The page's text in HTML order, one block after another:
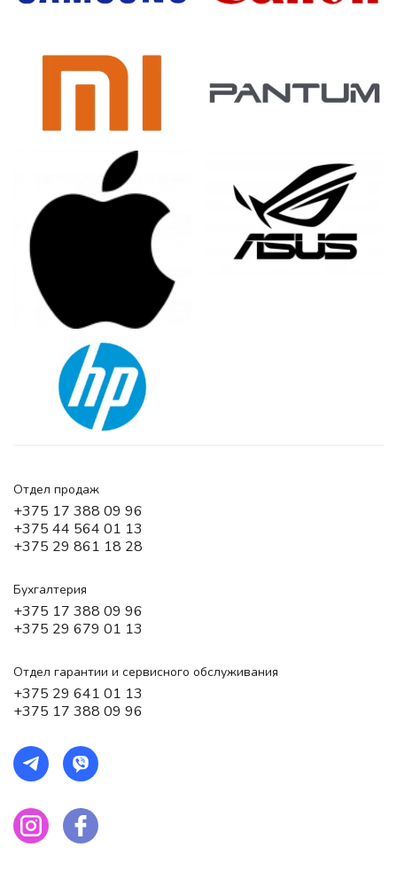
Отдел продаж
+375 17 388 09 96
+375 44 564 01 13
+375 29 861 18 28
Бухгалтерия
+375 17 388 09 96
+375 29 679 01 13
Отдел гарантии и сервисного обслуживания
+375 29 641 01 13
+375 17 388 09 96